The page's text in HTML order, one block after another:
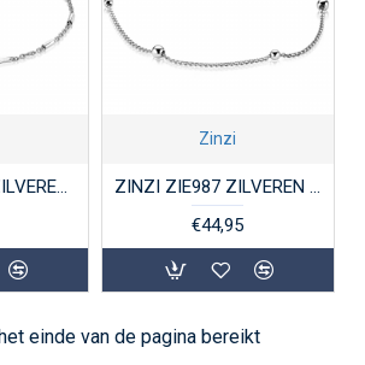
ZINZI ZIE1648 ZILVEREN ENKELBAND STAAFJES GERHODINEERD
Zinzi
ZINZI ZIE987 ZILVEREN ENKELBAND BALLETJES GERHODINEERD
€44,95
einde van de pagina bereikt